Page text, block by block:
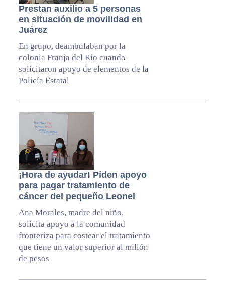
Prestan auxilio a 5 personas
en situación de movilidad en
Juárez
En grupo, deambulaban por la
colonia Franja del Río cuando
solicitaron apoyo de elementos de la
Policía Estatal
¡Hora de ayudar! Piden apoyo
para pagar tratamiento de
cáncer del pequeño Leonel
Ana Morales, madre del niño,
solicita apoyo a la comunidad
fronteriza para costear el tratamiento
que tiene un valor superior al millón
de pesos